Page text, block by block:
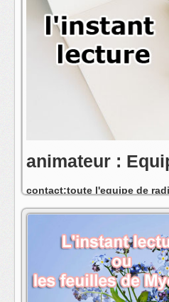
animateur :
contact:toute l'equipe de
s'abonner au fil rss de